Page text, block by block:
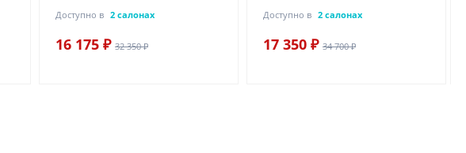
Доступно в 2 салонах
16 175 ₽ 32 350 ₽
Доступно в 2 салонах
17 350 ₽ 34 700 ₽